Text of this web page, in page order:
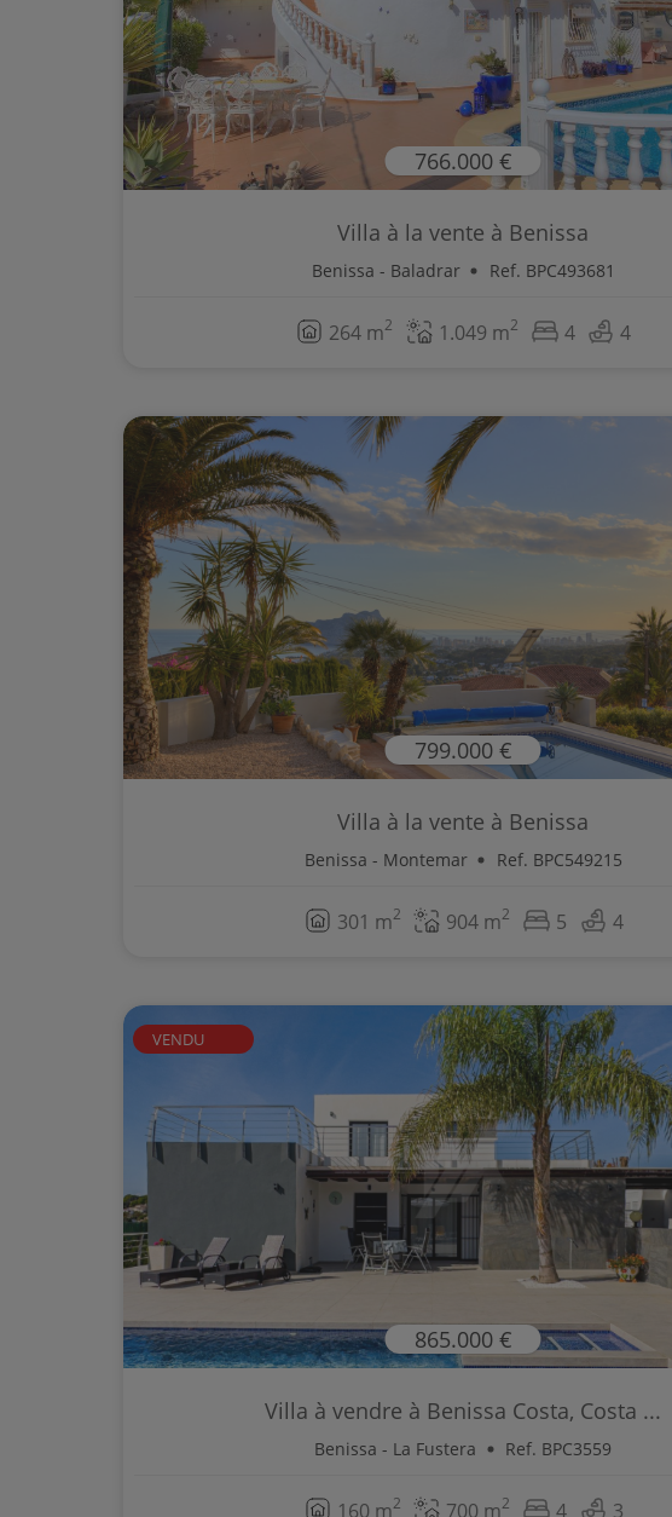
766.000 €
Villa à la vente à Benissa
Benissa - Baladrar Ref. BPC493681
264 m2 1.049 m2 4 4
799.000 €
Villa à la vente à Benissa
Benissa - Montemar Ref. BPC549215
301 m2 904 m2 5 4
VENDU
865.000 €
Villa à vendre à Benissa Costa, Costa ...
Benissa - La Fustera Ref. BPC3559
160 m2 700 m2 4 3